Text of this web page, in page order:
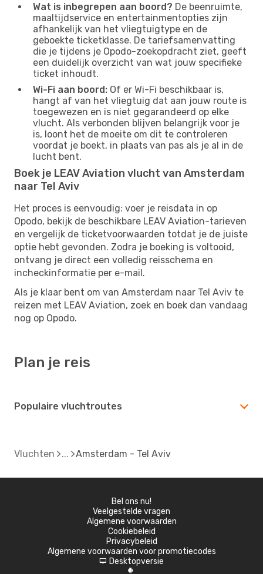
Wat is inbegrepen aan boord? De beenruimte,
maaltijdservice en entertainmentopties zijn
afhankelijk van het vliegtuigtype en de
geboekte ticketklasse. De tariefsamenvatting
die je tijdens je Opodo-zoekopdracht ziet, geeft
een duidelijk overzicht van wat jouw specifieke
ticket inhoudt.
Wi-Fi aan boord: Of er Wi-Fi beschikbaar is,
hangt af van het vliegtuig dat aan jouw route is
toegewezen en is niet gegarandeerd op elke
vlucht. Als verbonden blijven belangrijk voor je
is, loont het de moeite om dit te controleren
voordat je boekt, in plaats van pas als je al in de
lucht bent.
Boek je LEAV Aviation vlucht van Amsterdam
naar Tel Aviv
Het proces is eenvoudig: voer je reisdata in op
Opodo, bekijk de beschikbare LEAV Aviation-tarieven
en vergelijk de ticketvoorwaarden totdat je de juiste
optie hebt gevonden. Zodra je boeking is voltooid,
ontvang je direct een volledig reisschema en
incheckinformatie per e-mail.
Als je klaar bent om van Amsterdam naar Tel Aviv te
reizen met LEAV Aviation, zoek en boek dan vandaag
nog op Opodo.
Plan je reis
Populaire vluchtroutes
Vluchten Amsterdam - Tel Aviv
Bel ons nu!
Veelgestelde vragen
Algemene voorwaarden
Cookiebeleid
Privacybeleid
Algemene voorwaarden voor promotiecodes
d Desktopversie
A